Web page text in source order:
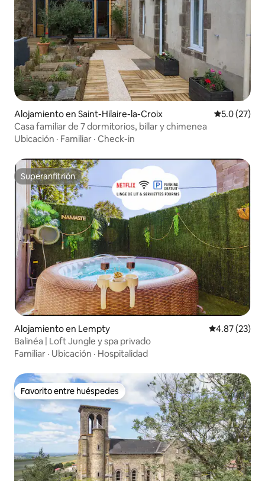
Alojamiento en Saint-Hilaire-la-Croix Calificación
5.0 (27)
Casa familiar de 7 dormitorios, billar y chimenea
Ubicación · Familiar · Check-in
Superanfitrión
Superanfitrión
Alojamiento en Lempty Calificación
4.87 (23)
Balinéa | Loft Jungle y spa privado
Familiar · Ubicación · Hospitalidad
Favorito entre huéspedes
Favorito entre huéspedes